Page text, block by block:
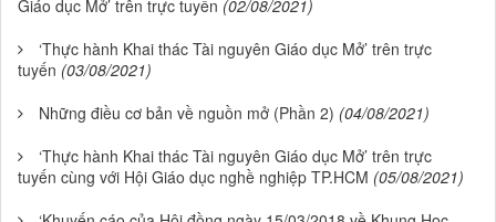
Giáo dục Mở’ trên trực tuyến (02/08/2021)
‘Thực hành Khai thác Tài nguyên Giáo dục Mở’ trên trực
tuyến (03/08/2021)
Những điều cơ bản về nguồn mở (Phần 2) (04/08/2021)
‘Thực hành Khai thác Tài nguyên Giáo dục Mở’ trên trực
tuyến cùng với Hội Giáo dục nghề nghiệp TP.HCM (05/08/2021)